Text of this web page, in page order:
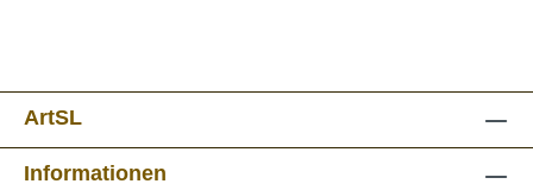
ArtSL
Informationen